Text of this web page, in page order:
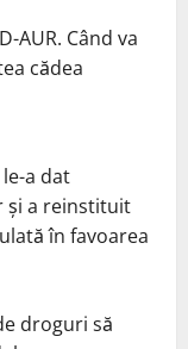
AUR. Când va
cădea
a dat
și a reinstituit
în favoarea
droguri să